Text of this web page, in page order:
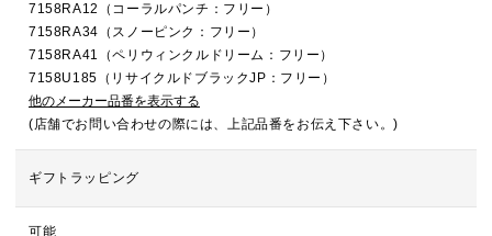
7158RA12（コーラルパンチ：フリー）
7158RA34（スノーピンク：フリー）
7158RA41（ペリウィンクルドリーム：フリー）
7158U185（リサイクルドブラックJP：フリー）
他のメーカー品番を表示する
(店舗でお問い合わせの際には、上記品番をお伝え下さい。)
ギフトラッピング
可能